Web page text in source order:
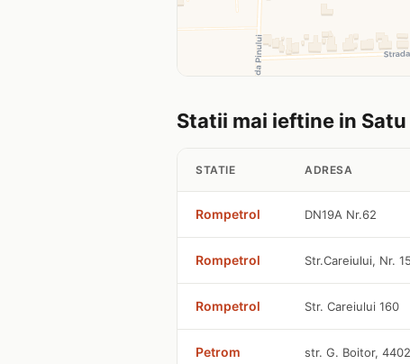
Statii mai ieftine in Satu
STATIE ADRESA
Rompetrol DN19A Nr.62
Rompetrol Str.Careiului, Nr.
Rompetrol Str. Careiului 160
Petrom str. G. Boitor,